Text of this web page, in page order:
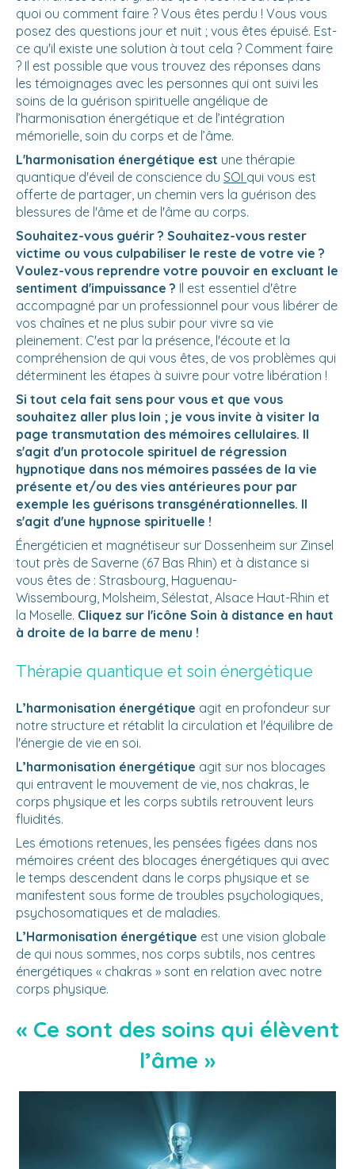
quoi ou comment faire ? Vous êtes perdu ! Vous vous
posez des questions jour et nuit ; vous êtes épuisé. Est-
ce qu'il existe une solution à tout cela ? Comment faire
? Il est possible que vous trouvez des réponses dans
les témoignages avec les personnes qui ont suivi les
soins de la guérison spirituelle angélique de
l’harmonisation énergétique et de l’intégration
mémorielle, soin du corps et de l’âme.
L'harmonisation énergétique est une thérapie
quantique d'éveil de conscience du SOI qui vous est
offerte de partager, un chemin vers la guérison des
blessures de l'âme et de l'âme au corps.
Souhaitez-vous guérir ? Souhaitez-vous rester
victime ou vous culpabiliser le reste de votre vie ?
Voulez-vous reprendre votre pouvoir en excluant le
sentiment d'impuissance ? Il est essentiel d'être
accompagné par un professionnel pour vous libérer de
vos chaînes et ne plus subir pour vivre sa vie
pleinement. C'est par la présence, l'écoute et la
compréhension de qui vous êtes, de vos problèmes qui
déterminent les étapes à suivre pour votre libération !
Si tout cela fait sens pour vous et que vous
souhaitez aller plus loin ; je vous invite à visiter la
page transmutation des mémoires cellulaires. Il
s'agit d'un protocole spirituel de régression
hypnotique dans nos mémoires passées de la vie
présente et/ou des vies antérieures pour par
exemple les guérisons transgénérationnelles. Il
s'agit d'une hypnose spirituelle !
Énergéticien et magnétiseur sur Dossenheim sur Zinsel
tout près de Saverne (67 Bas Rhin) et à distance si
vous êtes de : Strasbourg, Haguenau-
Wissembourg, Molsheim, Sélestat, Alsace Haut-Rhin et
la Moselle. Cliquez sur l'icône Soin à distance en haut
à droite de la barre de menu !
Thérapie quantique et soin énergétique
L’harmonisation énergétique agit en profondeur sur
notre structure et rétablit la circulation et l'équilibre de
l'énergie de vie en soi.
L’harmonisation énergétique agit sur nos blocages
qui entravent le mouvement de vie, nos chakras, le
corps physique et les corps subtils retrouvent leurs
fluidités.
Les émotions retenues, les pensées figées dans nos
mémoires créent des blocages énergétiques qui avec
le temps descendent dans le corps physique et se
manifestent sous forme de troubles psychologiques,
psychosomatiques et de maladies.
L’Harmonisation énergétique est une vision globale
de qui nous sommes, nos corps subtils, nos centres
énergétiques « chakras » sont en relation avec notre
corps physique.
« Ce sont des soins qui élèvent
l’âme »